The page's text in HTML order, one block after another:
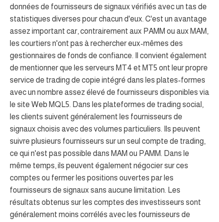
données de fournisseurs de signaux vérifiés avec un tas de
statistiques diverses pour chacun d'eux. C'est un avantage
assez important car, contrairement aux PAMM ou aux MAM,
les courtiers n'ont pas à rechercher eux-mêmes des
gestionnaires de fonds de confiance. Il convient également
de mentionner que les serveurs MT4 et MT5 ont leur propre
service de trading de copie intégré dans les plates-formes
avec un nombre assez élevé de fournisseurs disponibles via
le site Web MQL5. Dans les plateformes de trading social,
les clients suivent généralement les fournisseurs de
signaux choisis avec des volumes particuliers. Ils peuvent
suivre plusieurs fournisseurs sur un seul compte de trading,
ce qui n'est pas possible dans MAM ou PAMM. Dans le
même temps, ils peuvent également négocier sur ces
comptes ou fermer les positions ouvertes par les
fournisseurs de signaux sans aucune limitation. Les
résultats obtenus sur les comptes des investisseurs sont
généralement moins corrélés avec les fournisseurs de